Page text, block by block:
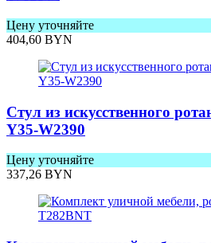
Цену уточняйте
404,60 BYN
Стул из искусственного
Y35-W2390
Цену уточняйте
337,26 BYN